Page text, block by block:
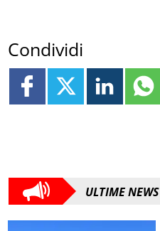
Condividi
ULTIME NEWS